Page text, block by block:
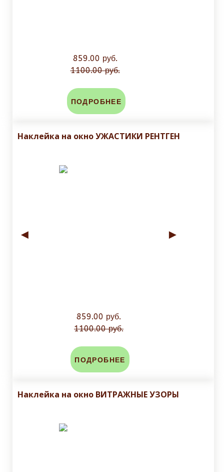
859.00 руб.
1100.00 руб.
ПОДРОБНЕЕ
Наклейка на окно УЖАСТИКИ РЕНТГЕН
◄ ►
859.00 руб.
1100.00 руб.
ПОДРОБНЕЕ
Наклейка на окно ВИТРАЖНЫЕ УЗОРЫ